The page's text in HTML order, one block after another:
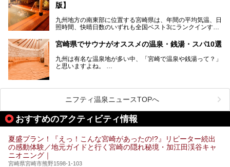
版】
九州地方の南東部に位置する宮崎県は、年間の平均気温、日
照時間、快晴日数のいずれも全国ベスト3にランクインする
青空が彩る、鮮やかな自然の景観が魅力です。断崖と滝が神
秘的な高千穂峡や、「鬼の洗濯板」と呼ばれる岩に囲まれた
青島、霧島連山を望むえびの高原、青い空と海が続く日南海
岸など、自然を満喫できる見どころは県内全域に広がってい
ます。
宮崎県でサウナがオススメの温泉・銭湯・スパ10選
九州は有名な温泉地が多い中、「宮崎で温泉や銭湯って？」
と思いますよね。
あるんです。
宮崎など都市の中心部から、離れた所にある温泉旅館などに
ぜひ参考にして、宮崎でのサウナライフを楽しみましょう！
ニフティ温泉ニュースTOPへ
おすすめのアクティビティ情報
夏盛プラン！『えっ！こんな宮崎があったの!?』リピーター続出
の感動体験／地元ガイドと行く宮崎の隠れ秘境・加江田渓谷キャ
ニオニング｜
宮崎県宮崎市熊野1598-1-103